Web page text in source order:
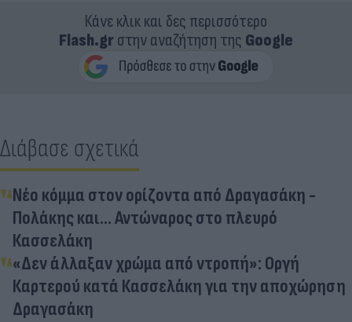
Κάνε κλικ και δες περισσότερο
Flash.grστην αναζήτηση της Google
Διάβασε σχετικά
Νέο κόμμα στον ορίζοντα από Δραγασάκη -
Πολάκης και... Αντώναρος στο πλευρό
Κασσελάκη
«Δεν άλλαξαν χρώμα από ντροπή»: Οργή
Καρτερού κατά Κασσελάκη για την αποχώρηση
Δραγασάκη